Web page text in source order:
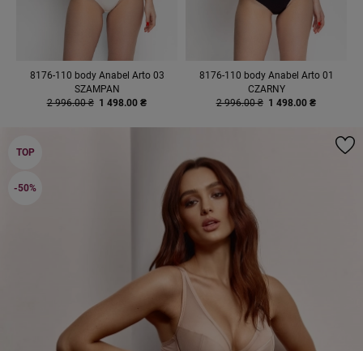
8176-110 body Anabel Arto 03
SZAMPAN
2 996.00 ₴ 1 498.00 ₴
8176-110 body Anabel Arto 01
CZARNY
2 996.00 ₴ 1 498.00 ₴
TOP
-50%